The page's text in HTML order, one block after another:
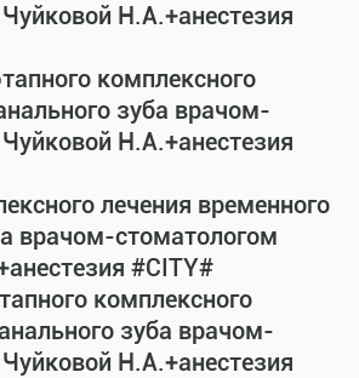
Н.А.+анестезия
комплексного
зуба врачом-
Н.А.+анестезия
лечения временного
врачом-стоматологом
#CITY#
комплексного
зуба врачом-
Н.А.+анестезия